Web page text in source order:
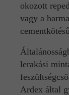
okozott
vagy a
lerakási
Ardex által